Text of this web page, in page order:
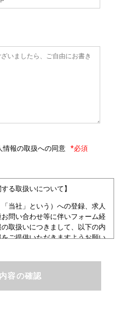
情報の取扱への同意 *必須
る取扱いについて】
当社」という）への登録、求人
問い合わせ等に伴いフォーム経
取扱いにつきまして、以下の内
ご提供いただきますようお願い
保護方針